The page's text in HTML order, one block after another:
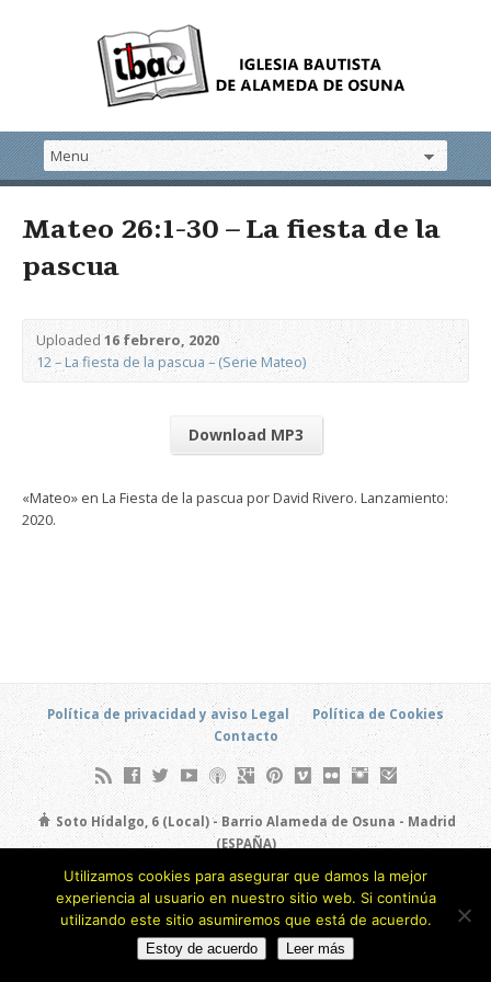
Mateo 26:1-30 – La fiesta de la
pascua
Uploaded16 febrero, 2020
12 – La fiesta de la pascua – (Serie Mateo)
Download MP3
«Mateo» en La Fiesta de la pascua por David Rivero. Lanzamiento:
2020.
Política de privacidad y aviso Legal
Política de Cookies
Contacto
Soto Hidalgo, 6 (Local) - Barrio Alameda de Osuna - Madrid
(ESPAÑA)
Copyright © 2026
Utilizamos cookies para asegurar que damos la mejor
experiencia al usuario en nuestro sitio web. Si continúa
utilizando este sitio asumiremos que está de acuerdo.
Estoy de acuerdo Leer más